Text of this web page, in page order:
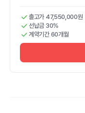
출고가 47,550,000원
선납금 30%
계약기간 60개월